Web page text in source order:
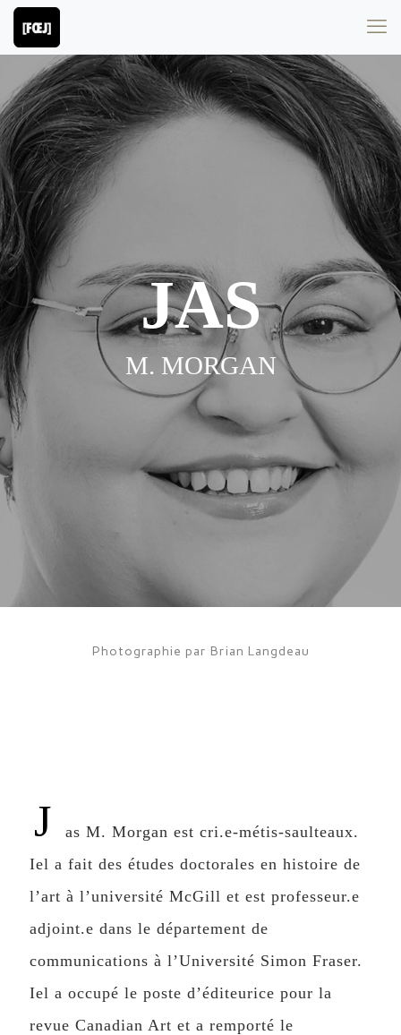
JAS
M. MORGAN
Photographie par Brian Langdeau
J
as M. Morgan est cri.e-métis-saulteaux.
Iel a fait des études doctorales en histoire de
l’art à l’université McGill et est professeur.e
adjoint.e dans le département de
communications à l’Université Simon Fraser.
Iel a occupé le poste d’éditeurice pour la
revue Canadian Art et a remporté le